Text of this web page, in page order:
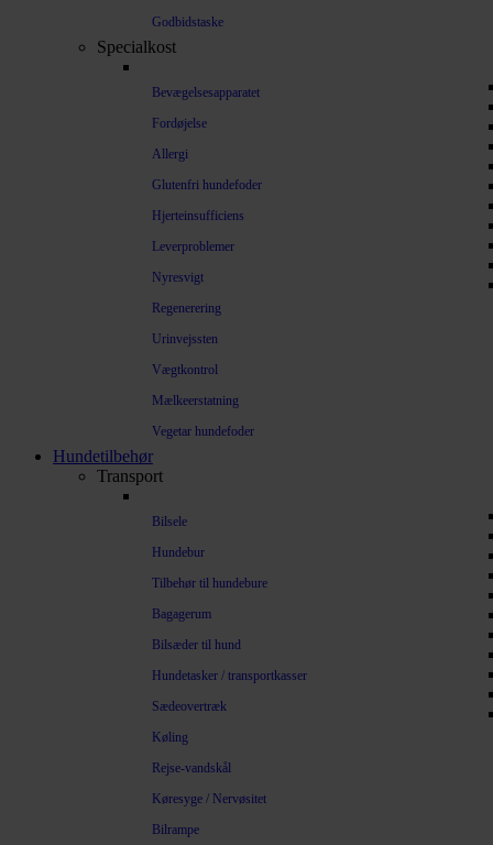
Godbidstaske
Specialkost
Bevægelsesapparatet
Fordøjelse
Allergi
Glutenfri hundefoder
Hjerteinsufficiens
Leverproblemer
Nyresvigt
Regenerering
Urinvejssten
Vægtkontrol
Mælkeerstatning
Vegetar hundefoder
Hundetilbehør
Transport
Bilsele
Hundebur
Tilbehør til hundebure
Bagagerum
Bilsæder til hund
Hundetasker / transportkasser
Sædeovertræk
Køling
Rejse-vandskål
Køresyge / Nervøsitet
Bilrampe